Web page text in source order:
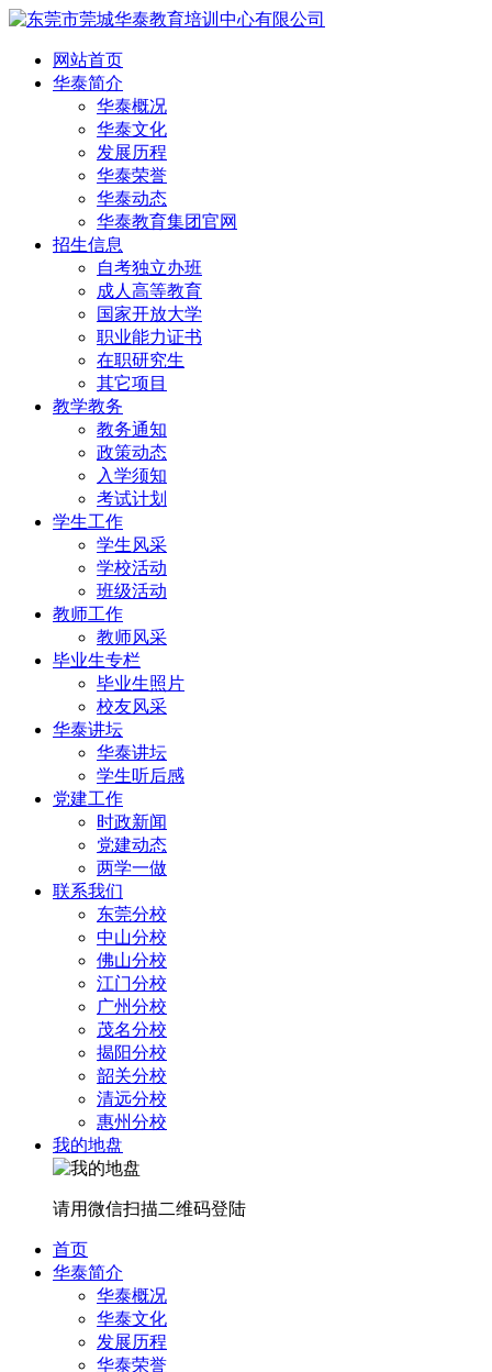
网站首页
华泰简介
华泰概况
华泰文化
发展历程
华泰荣誉
华泰动态
华泰教育集团官网
招生信息
自考独立办班
成人高等教育
国家开放大学
职业能力证书
在职研究生
其它项目
教学教务
教务通知
政策动态
入学须知
考试计划
学生工作
学生风采
学校活动
班级活动
教师工作
教师风采
毕业生专栏
毕业生照片
校友风采
华泰讲坛
华泰讲坛
学生听后感
党建工作
时政新闻
党建动态
两学一做
联系我们
东莞分校
中山分校
佛山分校
江门分校
广州分校
茂名分校
揭阳分校
韶关分校
清远分校
惠州分校
我的地盘
请用微信扫描二维码登陆
首页
华泰简介
华泰概况
华泰文化
发展历程
华泰荣誉